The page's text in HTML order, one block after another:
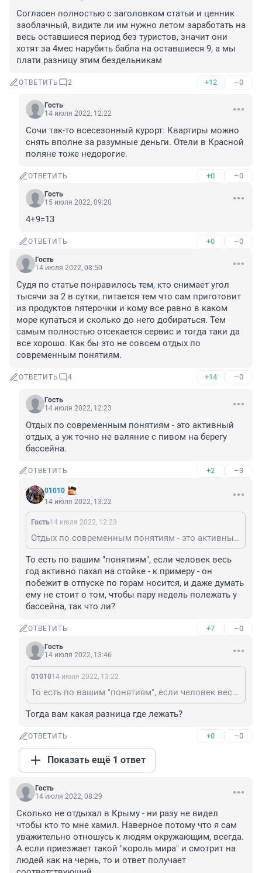
Согласен полностью с заголовком статьи и ценник
заоблачный, видите ли им нужно летом заработать на
весь оставшиеся период без туристов, значит они
хотят за 4мес нарубить бабла на оставшиеся 9, а мы
плати разницу этим бездельникам
ОТВЕТИТЬ 2 +12 –0
Гость
14 июля 2022, 12:22
Сочи так-то всесезонный курорт. Квартиры можно
снять вполне за разумные деньги. Отели в Красной
поляне тоже недорогие.
ОТВЕТИТЬ +0 –0
Гость
15 июля 2022, 09:20
4+9=13
ОТВЕТИТЬ +0 –0
Гость
14 июля 2022, 08:50
Судя по статье понравилось тем, кто снимает угол
тысячи за 2 в сутки, питается тем что сам приготовит
из продуктов пятерочки и кому все равно в каком
море купаться и сколько до него добираться. Тем
самым полностью отсекается сервис и тогда таки да
все хорошо. Как бы это не совсем отдых по
современным понятиям.
ОТВЕТИТЬ 4 +14 –0
Гость
14 июля 2022, 12:23
Отдых по современным понятиям - это активный
отдых, а уж точно не валяние с пивом на берегу
бассейна.
ОТВЕТИТЬ +2 –3
01010
14 июля 2022, 13:22
Гость14 июля 2022, 12:23
Отдых по современным понятиям - это активный отдых, а уж точно не валяние с пивом на берегу бассейна.
То есть по вашим "понятиям", если человек весь
год активно пахал на стойке - к примеру - он
побежит в отпуске по горам носится, и даже думать
ему не стоит о том, чтобы пару недель полежать у
бассейна, так что ли?
ОТВЕТИТЬ +7 –0
Гость
14 июля 2022, 13:46
0101014 июля 2022, 13:22
То есть по вашим "понятиям", если человек весь год активно пахал на стойке - к примеру - он побежит в отпуске по горам носится, и даже думать ему не стоит о том, чтобы пару недель полежать у бассейна, так что ли?
Тогда вам какая разница где лежать?
ОТВЕТИТЬ +0 –0
Показать ещё 1 ответ
Гость
14 июля 2022, 08:29
Сколько не отдыхал в Крыму - ни разу не видел
чтобы кто то мне хамил. Наверное потому что я сам
уважительно отношусь к людям окружающим, всегда.
А если приезжает такой "король мира" и смотрит на
людей как на чернь, то и ответ получает